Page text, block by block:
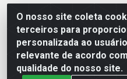
O nosso site coleta
terceiros para
personalizada ao
relevante de acordo
qualidade do nosso site.
Abreu & Silva - Rua
Ariado, Olho D'Água das
CNPJ